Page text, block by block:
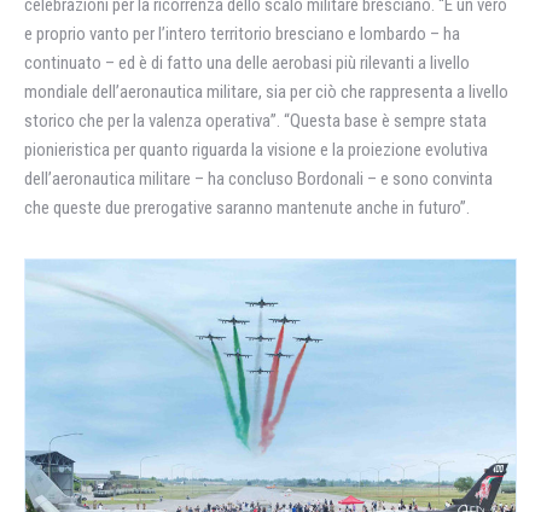
celebrazioni per la ricorrenza dello scalo militare bresciano. “È un vero
e proprio vanto per l’intero territorio bresciano e lombardo – ha
continuato – ed è di fatto una delle aerobasi più rilevanti a livello
mondiale dell’aeronautica militare, sia per ciò che rappresenta a livello
storico che per la valenza operativa”. “Questa base è sempre stata
pionieristica per quanto riguarda la visione e la proiezione evolutiva
dell’aeronautica militare – ha concluso Bordonali – e sono convinta
che queste due prerogative saranno mantenute anche in futuro”.